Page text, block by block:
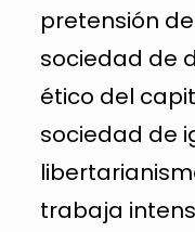
pretensión
sociedad de
ético del
sociedad de
trabaja